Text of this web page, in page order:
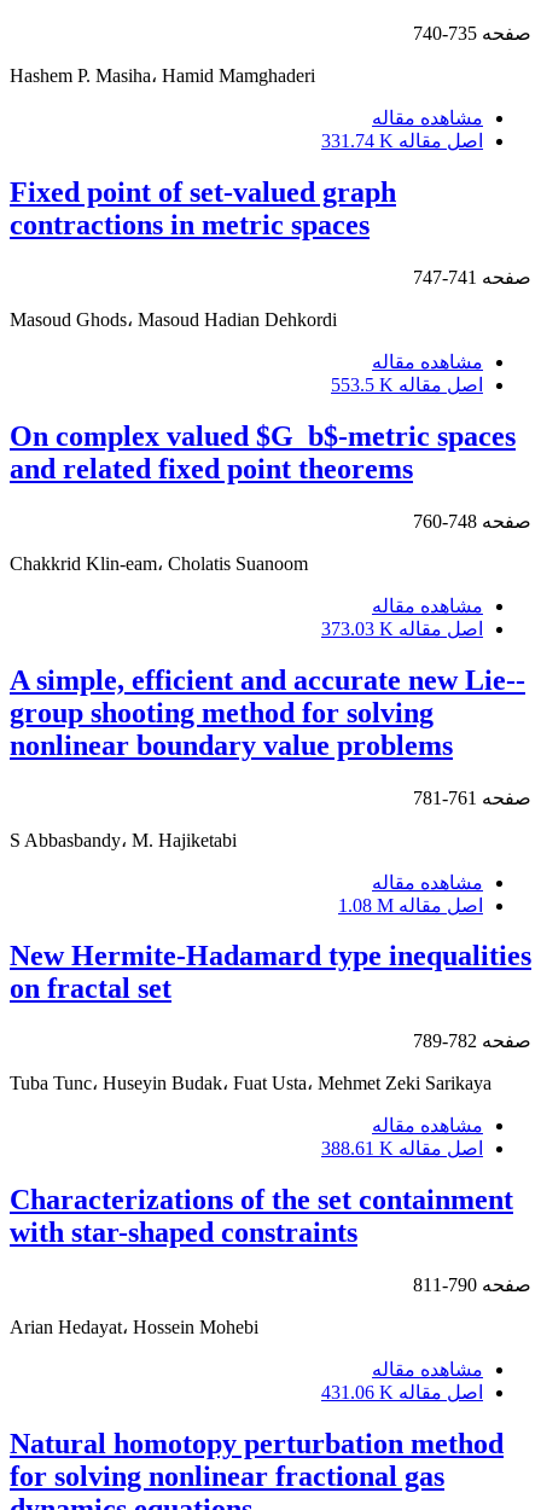
صفحه 735-740
Hashem P. Masiha، Hamid Mamghaderi
مشاهده مقاله
اصل مقاله 331.74 K
Fixed point of set-valued graph
contractions in metric spaces
صفحه 741-747
Masoud Ghods، Masoud Hadian Dehkordi
مشاهده مقاله
اصل مقاله 553.5 K
On complex valued $G_b$-metric spaces
and related fixed point theorems
صفحه 748-760
Chakkrid Klin-eam، Cholatis Suanoom
مشاهده مقاله
اصل مقاله 373.03 K
A simple, efficient and accurate new Lie--
group shooting method for solving
nonlinear boundary value problems
صفحه 761-781
S Abbasbandy، M. Hajiketabi
مشاهده مقاله
اصل مقاله 1.08 M
New Hermite-Hadamard type inequalities
on fractal set
صفحه 782-789
Tuba Tunc، Huseyin Budak، Fuat Usta، Mehmet Zeki Sarikaya
مشاهده مقاله
اصل مقاله 388.61 K
Characterizations of the set containment
with star-shaped constraints
صفحه 790-811
Arian Hedayat، Hossein Mohebi
مشاهده مقاله
اصل مقاله 431.06 K
Natural homotopy perturbation method
for solving nonlinear fractional gas